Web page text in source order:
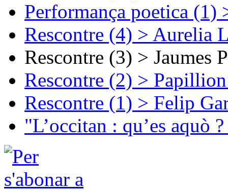
Performança poetica (1)
Rescontre (4) > Aurelia
Rescontre (3) > Jaumes
Rescontre (2) >
Rescontre (1) > Felip
"L’occitan : qu’es aquò